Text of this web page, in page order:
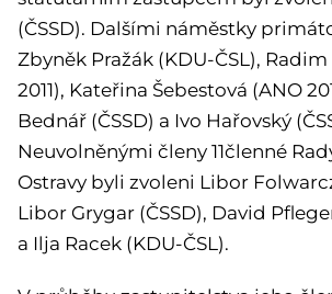
(ČSSD). Dalšími náměstky
Zbyněk Pražák (KDU-ČSL),
2011), Kateřina Šebestová (ANO
Bednář (ČSSD) a Ivo Hařovský
Neuvolněnými členy 11členné
Ostravy byli zvoleni Libor
Libor Grygar (ČSSD), David
a Ilja Racek (KDU-ČSL).